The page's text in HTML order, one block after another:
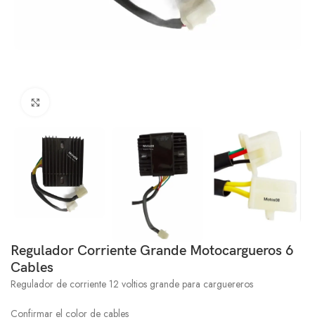
Regulador Corriente Grande Motocargueros 6
Cables
Regulador de corriente 12 voltios grande para carguereros
Confirmar el color de cables